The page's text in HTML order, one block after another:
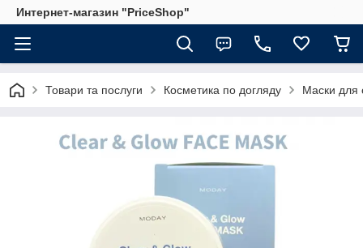
Интернет-магазин "PriceShop"
Товари та послуги Косметика по догляду Маски для